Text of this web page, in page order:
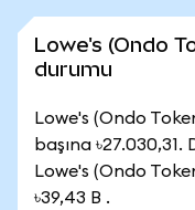
Lowe's (Ondo
durumu
Lowe's (Ondo
başına ৳27.030,31.
Lowe's (Ondo
৳39,43 B .